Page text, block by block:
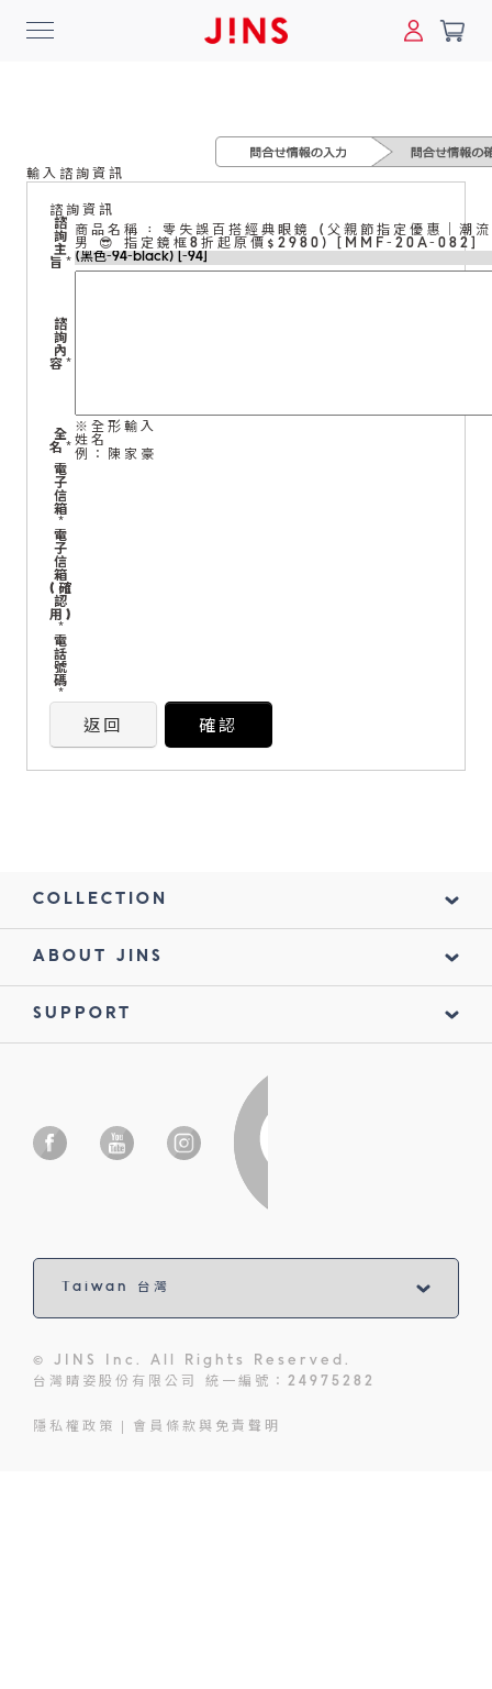
最新消息
商品系列
線上商城
Online Shop
鏡片說明
Lens
常見問題
FAQ
0
輸入諮詢資訊
諮詢資訊
諮
詢
主
旨 *
商品名稱 : 零失誤百搭經典眼鏡 (父親節指定優惠｜潮
男 😎 指定鏡框8折起原價$2980) [MMF-20A-082]
諮
詢
內
容 *
全
名 *
※全形輸入
姓名
例：陳家豪
電
子
信
箱
*
電
子
信
箱
(確
認
用)
*
電
話
號
碼
*
返回 確認
COLLECTION
ABOUT JINS
SUPPORT
© JINS Inc. All Rights Reserved.
台灣睛姿股份有限公司 統一編號：24975282
隱私權政策 會員條款與免責聲明